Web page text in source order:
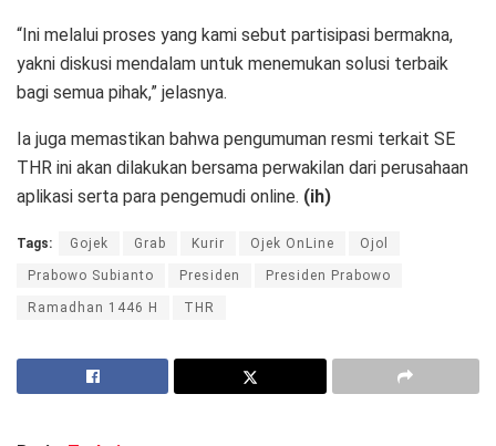
“Ini melalui proses yang kami sebut partisipasi bermakna,
yakni diskusi mendalam untuk menemukan solusi terbaik
bagi semua pihak,” jelasnya.
Ia juga memastikan bahwa pengumuman resmi terkait SE
THR ini akan dilakukan bersama perwakilan dari perusahaan
aplikasi serta para pengemudi online. (ih)
Tags: Gojek Grab Kurir Ojek OnLine Ojol
Prabowo Subianto Presiden Presiden Prabowo
Ramadhan 1446 H THR